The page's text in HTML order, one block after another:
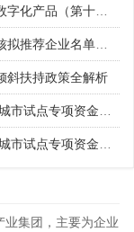
集申报时间、条件要求
荐企业名单的公示
斜扶持政策全解析
理体系贯标项目资助计划
标项目拟资助企业名单的公示
集团，主要为企业